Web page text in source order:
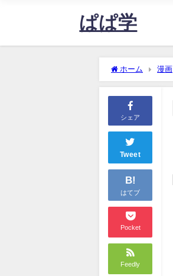
ぱぱ学
ホーム 漫画
査！
シェア
Tweet
B!
はてブ
Pocket
Feedly